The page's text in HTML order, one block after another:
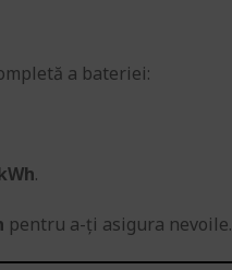
a bateriei:
.
pentru a-ți asigura nevoile.